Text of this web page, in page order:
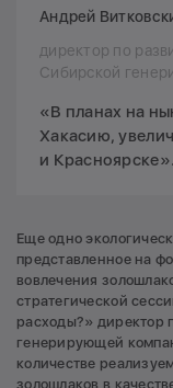
Андрей
директор по
Сибирской
«В планах на
Хакасию,
и Красноярске».
Еще одно
представленное на
вовлечения
стратегической
расходы?»
генерирующей
количестве
золошлаков в